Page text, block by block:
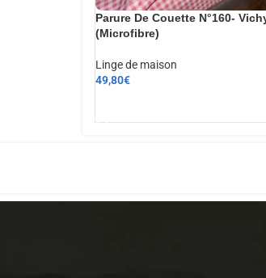
Parure De Couette N°160-
(Microfibre)
Linge de maison
49,80€